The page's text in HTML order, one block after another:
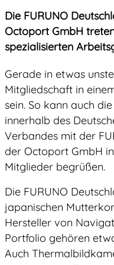
Die FURUNO
Octoport GmbH
spezialisierten
Gerade in etwas
Mitgliedschaft in
sein. So kann auch
innerhalb des
Verbandes mit der
der Octoport GmbH
Mitglieder begrüßen.
Die FURUNO
japanischen
Hersteller von
Portfolio gehören
Auch